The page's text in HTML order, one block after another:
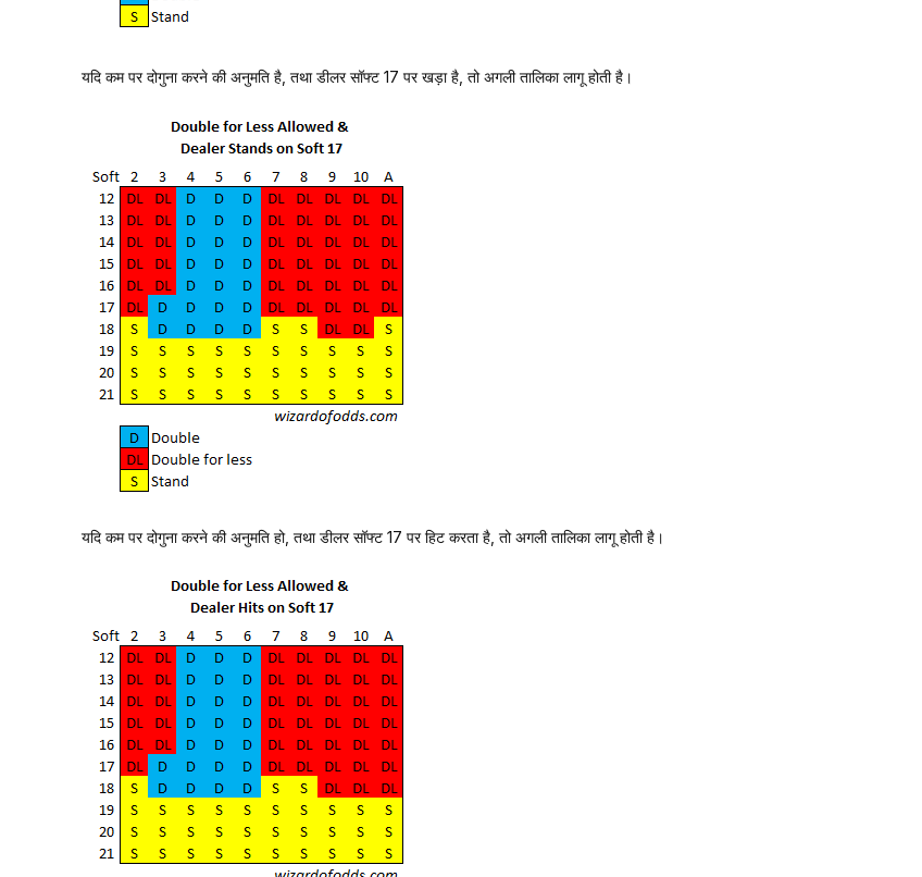
यदि कम पर दोगुना करने की अनुमति है, तथा डीलर सॉफ्ट 17 पर खड़ा है, तो अगली तालिका लागू होती है।
यदि कम पर दोगुना करने की अनुमति हो, तथा डीलर सॉफ्ट 17 पर हिट करता है, तो अगली तालिका लागू होती है।